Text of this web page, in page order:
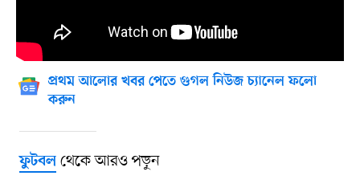
প্রথম আলোর খবর পেতে গুগল নিউজ চ্যানেল ফলো
করুন
ফুটবলথেকে আরও পড়ুন